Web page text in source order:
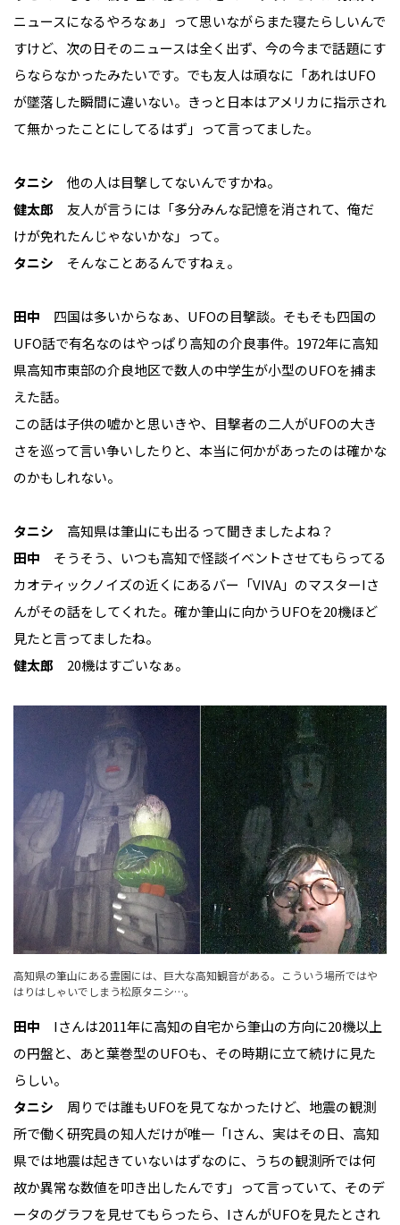
ニュースになるやろなぁ」って思いながらまた寝たらしいんで
すけど、次の日そのニュースは全く出ず、今の今まで話題にす
らならなかったみたいです。でも友人は頑なに「あれはUFO
が墜落した瞬間に違いない。きっと日本はアメリカに指示され
て無かったことにしてるはず」って言ってました。
タニシ 他の人は目撃してないんですかね。
健太郎 友人が言うには「多分みんな記憶を消されて、俺だ
けが免れたんじゃないかな」って。
タニシ そんなことあるんですねぇ。
田中 四国は多いからなぁ、UFOの目撃談。そもそも四国の
UFO話で有名なのはやっぱり高知の介良事件。1972年に高知
県高知市東部の介良地区で数人の中学生が小型のUFOを捕ま
えた話。
この話は子供の嘘かと思いきや、目撃者の二人がUFOの大き
さを巡って言い争いしたりと、本当に何かがあったのは確かな
のかもしれない。
タニシ 高知県は筆山にも出るって聞きましたよね？
田中 そうそう、いつも高知で怪談イベントさせてもらってる
カオティックノイズの近くにあるバー「VIVA」のマスターIさ
んがその話をしてくれた。確か筆山に向かうUFOを20機ほど
見たと言ってましたね。
健太郎 20機はすごいなぁ。
高知県の筆山にある霊園には、巨大な高知観音がある。こういう場所ではや
はりはしゃいでしまう松原タニシ…。
田中 Iさんは2011年に高知の自宅から筆山の方向に20機以上
の円盤と、あと葉巻型のUFOも、その時期に立て続けに見た
らしい。
タニシ 周りでは誰もUFOを見てなかったけど、地震の観測
所で働く研究員の知人だけが唯一「Iさん、実はその日、高知
県では地震は起きていないはずなのに、うちの観測所では何
故か異常な数値を叩き出したんです」って言っていて、そのデ
ータのグラフを見せてもらったら、IさんがUFOを見たとされ